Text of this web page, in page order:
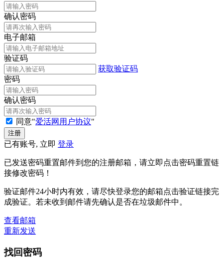
确认密码
电子邮箱
验证码
获取验证码
密码
确认密码
同意"爱活网用户协议"
已有账号, 立即 登录
已发送密码重置邮件到您的注册邮箱，请立即点击密码重置链
接修改密码！
验证邮件24小时内有效，请尽快登录您的邮箱点击验证链接完
成验证。若未收到邮件请先确认是否在垃圾邮件中。
查看邮箱
重新发送
找回密码